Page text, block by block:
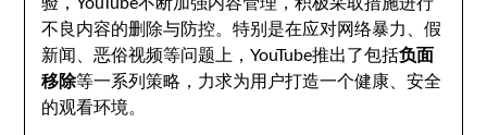
不良内容的删除与防控。特别是在应对网络暴力、假
新闻、恶俗视频等问题上，YouTube推出了包括负面
移除等一系列策略，力求为用户打造一个健康、安全
的观看环境。